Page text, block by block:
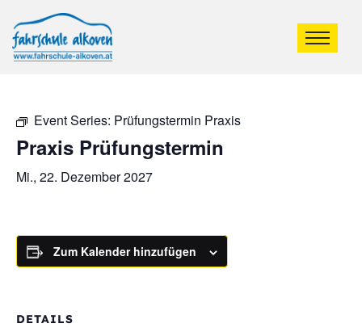
Event Series: Prüfungstermin Praxis
Praxis Prüfungstermin
Mi., 22. Dezember 2027
Zum Kalender hinzufügen
DETAILS